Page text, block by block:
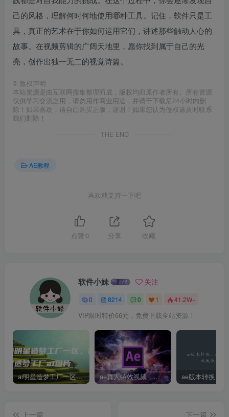
己的风格，理解何时何地使用哪种工具。记住，软件只是工
具，真正的艺术在于你如何运用它们，讲述那些触动人心的
故事。在视频剪辑的广阔天地里，愿你找到属于自己的光
亮，创作出独一无二的视觉诗篇。
© 版权声明
本站资源是由互联网搜集整理而成，版权均归原作者所有。所有资源
仅供学习交流之用，请勿用作商业用途，并请于下载后24小时内删
除！如果喜欢，请自己购买正版，谢谢！如果您认为侵权请及时联系
我们删除！
THE END
AE教程
喜欢就支持一下吧
点赞 0 分享 收藏
软件小妹 关注
0 8214 0 1 41.2W+
VIP限时特价66元，免费下载全站资源！
ai明星造梦工厂一区，明星造梦工厂ai图片 ae真人特效视频，大学生第一次做ppt怎么做
上一篇 下一篇